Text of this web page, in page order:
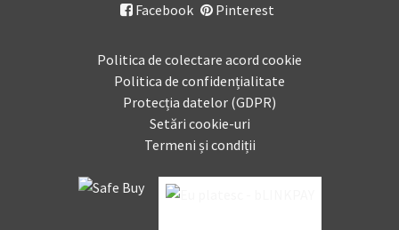
 Facebook Pinterest
Politica de colectare acord cookie
Politica de confidențialitate
Protecția datelor (GDPR)
Setări cookie-uri
Termeni și condiții